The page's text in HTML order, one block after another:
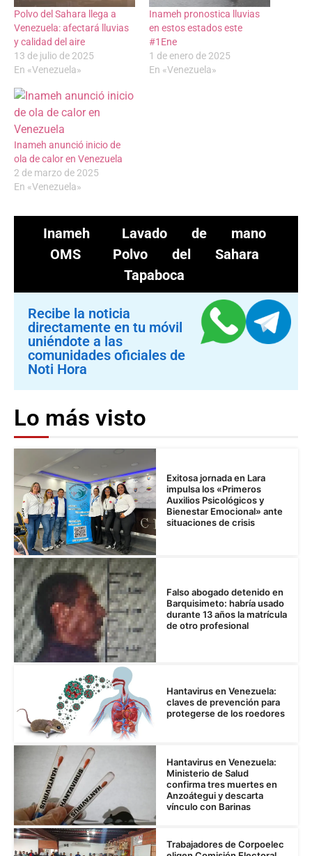
Polvo del Sahara llega a
Venezuela: afectará lluvias
y calidad del aire
13 de julio de 2025
En «Venezuela»
Inameh pronostica lluvias
en estos estados este
#1Ene
1 de enero de 2025
En «Venezuela»
Inameh anunció inicio de
ola de calor en Venezuela
2 de marzo de 2025
En «Venezuela»
Inameh
Lavado de mano
OMS
Polvo del Sahara
Tapaboca
Recibe la noticia
directamente en tu móvil
uniéndote a las
comunidades oficiales de
Noti Hora
Lo más visto
Exitosa jornada en Lara
impulsa los «Primeros
Auxilios Psicológicos y
Bienestar Emocional» ante
situaciones de crisis
Falso abogado detenido en
Barquisimeto: habría usado
durante 13 años la matrícula
de otro profesional
Hantavirus en Venezuela:
claves de prevención para
protegerse de los roedores
Hantavirus en Venezuela:
Ministerio de Salud
confirma tres muertes en
Anzoátegui y descarta
vínculo con Barinas
Trabajadores de Corpoelec